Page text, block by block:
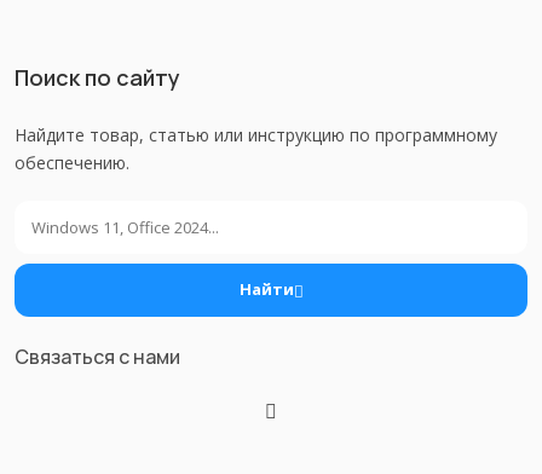
Поиск по сайту
Найдите товар, статью или инструкцию по программному
обеспечению.
Найти
Связаться с нами